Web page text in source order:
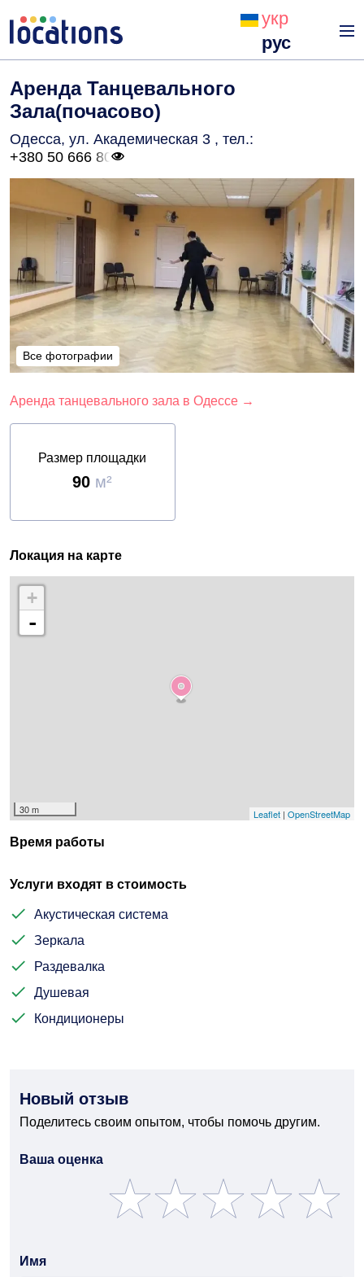
укр
рус
Аренда Танцевального
Зала(почасово)
Одесса, ул. Академическая 3 , тел.:
+380 50 666 80
Все фотографии
Все фотографии
Аренда танцевального зала в Одессе →
Размер площадки
90 м²
Локация на карте
+
-
30 m Leaflet | OpenStreetMap
Время работы
Услуги входят в стоимость
Акустическая система
Зеркала
Раздевалка
Душевая
Кондиционеры
Новый отзыв
Поделитесь своим опытом, чтобы помочь другим.
Ваша оценка
Имя